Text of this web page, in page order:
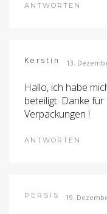
ANTWORTEN
Kerstin 13.
Hallo, ich habe
beteiligt. Danke
Verpackungen !
ANTWORTEN
PERSIS 19.